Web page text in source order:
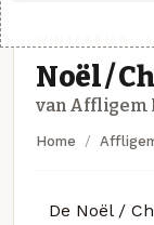
Noël /
van Affligem
Home
De Noël /